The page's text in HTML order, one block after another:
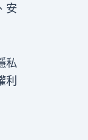
安
私
利